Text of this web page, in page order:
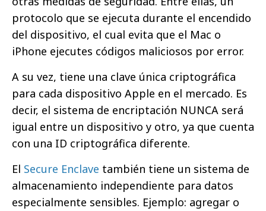
protocolo que se ejecuta durante el encendido
del dispositivo, el cual evita que el Mac o
iPhone ejecutes códigos maliciosos por error.
A su vez, tiene una clave única criptográfica
para cada dispositivo Apple en el mercado. Es
decir, el sistema de encriptación NUNCA será
igual entre un dispositivo y otro, ya que cuenta
con una ID criptográfica diferente.
El Secure Enclave también tiene un sistema de
almacenamiento independiente para datos
especialmente sensibles. Ejemplo: agregar o